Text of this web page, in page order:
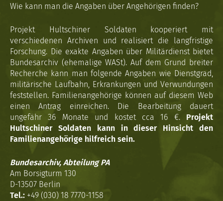
Wie kann man die Angaben über Angehörigen finden?
Projekt Hultschiner Soldaten kooperiert mit
verschiedenen Archiven und realisiert die langfristige
Forschung. Die exakte Angaben über Militärdienst bietet
Bundesarchiv (ehemalige WASt). Auf dem Grund breiter
Recherche kann man folgende Angaben wie Dienstgrad,
militärische Laufbahn, Erkrankungen und Verwundungen
feststellen. Familienangehörige können auf diesem Web
einen Antrag einreichen. Die Bearbeitung dauert
ungefähr 36 Monate und kostet cca 16 €. Projekt
Hultschiner Soldaten kann in dieser Hinsicht den
Familienangehörige hilfreich sein.
Bundesarchiv, Abteilung PA
Am Borsigturm 130
D-13507 Berlin
Tel.: +49 (030) 18 7770-1158